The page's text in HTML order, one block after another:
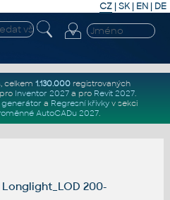
CZ | SK| EN | DE
celkem 1.130.000registrovaných
Inventor 2027a pro Revit 2027.
a Regresní křivkyv sekci
AutoCADu 2027.
200-